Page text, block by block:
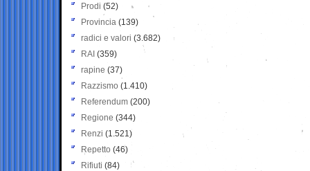
Prodi (52)
Provincia (139)
radici e valori (3.682)
RAI (359)
rapine (37)
Razzismo (1.410)
Referendum (200)
Regione (344)
Renzi (1.521)
Repetto (46)
Rifiuti (84)